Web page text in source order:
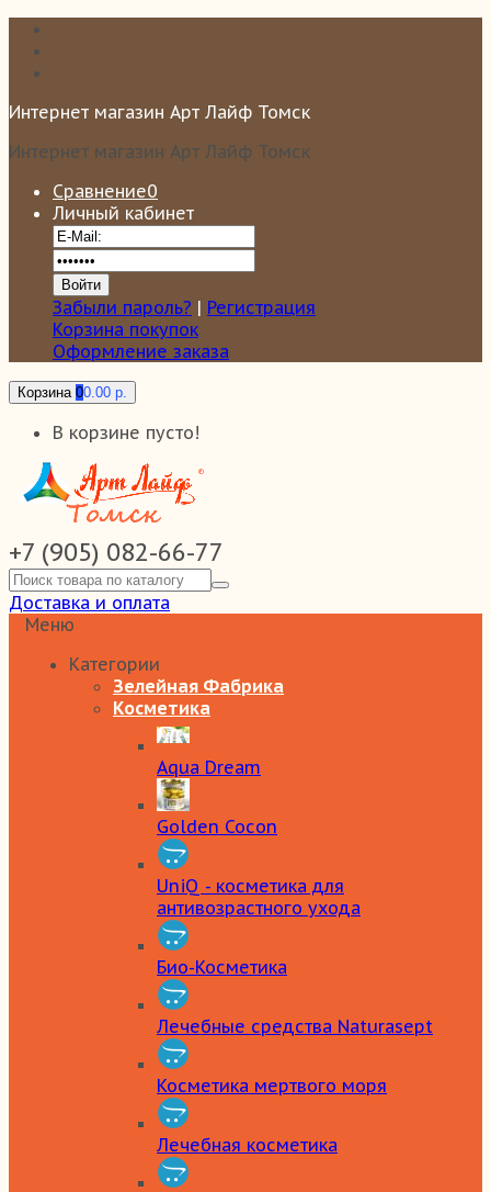
Интернет магазин Арт Лайф Томск
Интернет магазин Арт Лайф Томск
Сравнение0
Личный кабинет
Забыли пароль? | Регистрация
Корзина покупок
Оформление заказа
Корзина 00.00 р.
В корзине пусто!
+7 (905) 082-66-77
Доставка и оплата
Меню
Категории
Зелейная Фабрика
Косметика
Aqua Dream
Golden Cocon
UniQ - косметика для
антивозрастного ухода
Био-Косметика
Лечебные средства Naturasept
Косметика мертвого моря
Лечебная косметика